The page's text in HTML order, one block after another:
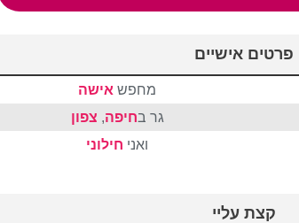
פרטים אישיים
מחפש אישה
גר בחיפה, צפון
ואני חילוני
קצת עליי